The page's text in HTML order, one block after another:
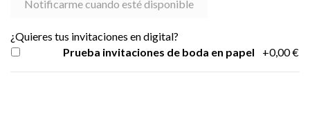
¿Quieres tus invitaciones en digital?
Prueba invitaciones de boda en papel
+0,00 €